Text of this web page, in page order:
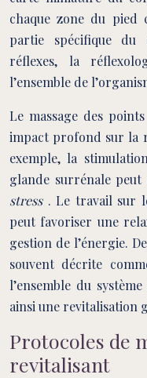
chaque zone du
partie spécifique du
réflexes, la
l’ensemble de
Le massage des
impact profond sur la
exemple, la
glande surrénale peut
stress . Le travail sur
peut favoriser une
gestion de l’énergie.
souvent décrite
l’ensemble du
ainsi une revitalisation
Protocoles de
revitalisant